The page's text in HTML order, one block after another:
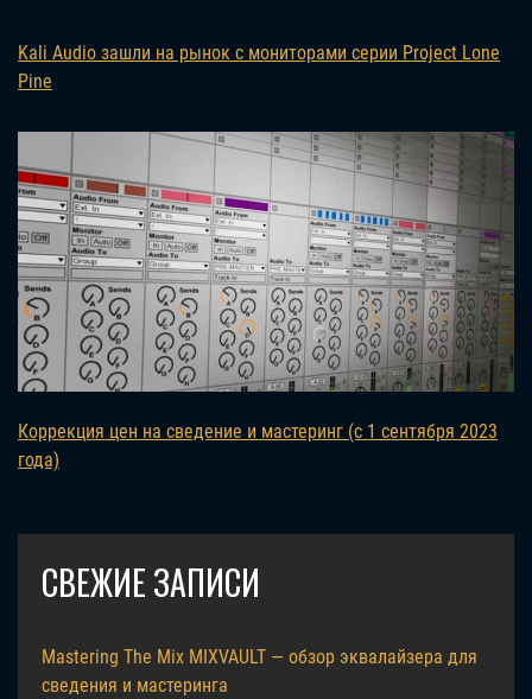
Kali Audio зашли на рынок с мониторами серии Project Lone
Pine
Коррекция цен на сведение и мастеринг (с 1 сентября 2023
года)
СВЕЖИЕ ЗАПИСИ
Mastering The Mix MIXVAULT — обзор эквалайзера для
сведения и мастеринга